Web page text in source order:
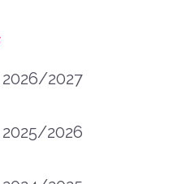
2027
2026